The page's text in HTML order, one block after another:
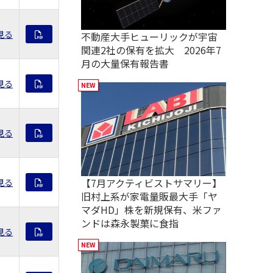
る
る
る
る
る
不動産大手ヒューリックが宇宙
関連2社の保有を拡大 2026年7
月の大量保有報告書
【7月アクティビストサマリー】
旧村上系が家電量販最大手「ヤ
マダHD」株を新規保有、米ファ
ンドは森永製菓に食指